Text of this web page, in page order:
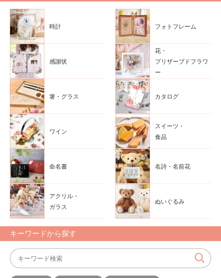
時計 フォトフレーム
感謝状
花・
プリザーブドフラワ
ー
箸・グラス カタログ
ワイン
スイーツ・
食品
命名書 名詩・名前花
アクリル・
ガラス
ぬいぐるみ
キーワードから探す